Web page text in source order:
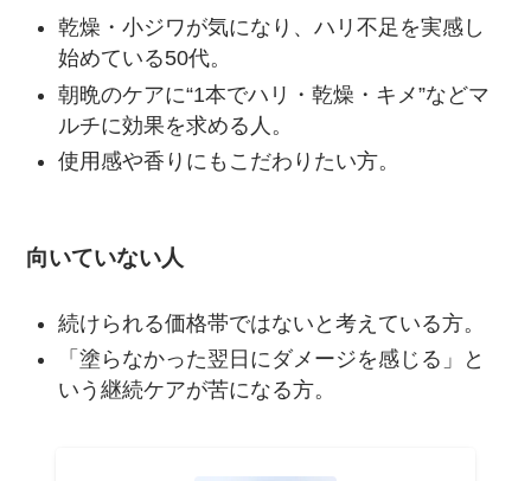
乾燥・小ジワが気になり、ハリ不足を実感し
始めている50代。
朝晩のケアに“1本でハリ・乾燥・キメ”などマ
ルチに効果を求める人。
使用感や香りにもこだわりたい方。
向いていない人
続けられる価格帯ではないと考えている方。
「塗らなかった翌日にダメージを感じる」と
いう継続ケアが苦になる方。